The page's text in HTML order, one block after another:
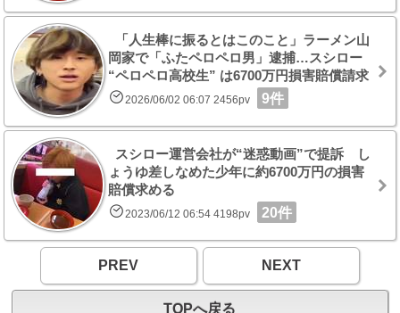
「人生棒に振るとはこのこと」ラーメン山
岡家で「ふたペロペロ男」逮捕…スシロー
“ペロペロ高校生” は6700万円損害賠償請求
2026/06/02 06:07 2456pv 9件
スシロー運営会社が“迷惑動画”で提訴 し
ょうゆ差しなめた少年に約6700万円の損害
賠償求める
2023/06/12 06:54 4198pv 20件
PREV NEXT
TOPへ戻る